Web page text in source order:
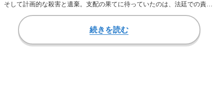
そして計画的な殺害と遺棄。支配の果てに待っていたのは、法廷での責任
の押し付けあい…
続きを読む